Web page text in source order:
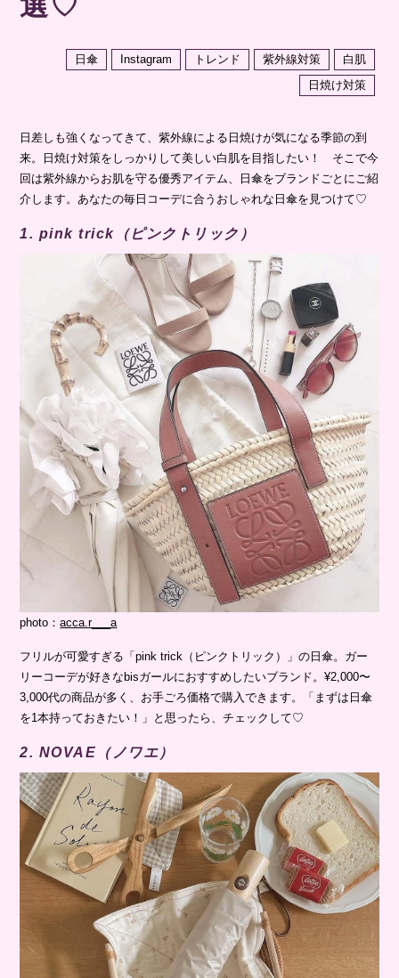
日傘 Instagram トレンド 紫外線対策
白肌
日焼け対策
日差しも強くなってきて、紫外線による日焼けが気になる季節の到
来。日焼け対策をしっかりして美しい白肌を目指したい！ そこで今
回は紫外線からお肌を守る優秀アイテム、日傘をブランドごとにご紹
介します。あなたの毎日コーデに合うおしゃれな日傘を見つけて♡
1. pink trick（ピンクトリック）
photo：acca.r___a
フリルが可愛すぎる「pink trick（ピンクトリック）」の日傘。ガー
リーコーデが好きなbisガールにおすすめしたいブランド。¥2,000〜
3,000代の商品が多く、お手ごろ価格で購入できます。「まずは日傘
を1本持っておきたい！」と思ったら、チェックして♡
2. NOVAE（ノワエ）